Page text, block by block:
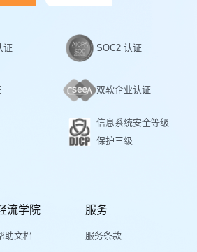
证 SOC2 认证
双软企业认证
信息系统安全等级
保护三级
流学院
助文档
服务
服务条款